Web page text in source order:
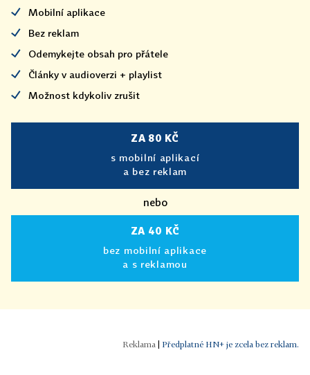
Mobilní aplikace
Bez reklam
Odemykejte obsah pro přátele
Články v audioverzi + playlist
Možnost kdykoliv zrušit
ZA 80 KČ
s mobilní aplikací
a bez reklam
nebo
ZA 40 KČ
bez mobilní aplikace
a s reklamou
Předplatné HN+ je zcela bez reklam.